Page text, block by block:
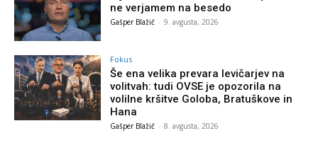
ne verjamem na besedo
Gašper Blažič - 9. avgusta, 2026
Fokus
Še ena velika prevara levičarjev na
volitvah: tudi OVSE je opozorila na
volilne kršitve Goloba, Bratuškove in
Hana
Gašper Blažič - 8. avgusta, 2026